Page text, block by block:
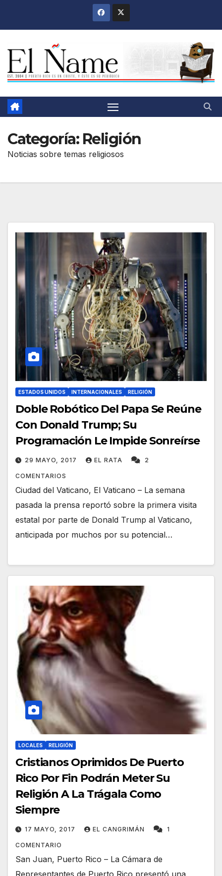
Categoría: Religión
Noticias sobre temas religiosos
ESTADOS UNIDOS INTERNACIONALES RELIGIÓN
Doble Robótico Del Papa Se Reúne
Con Donald Trump; Su
Programación Le Impide Sonreírse
29 MAYO, 2017 EL RATA 2
COMENTARIOS
Ciudad del Vaticano, El Vaticano – La semana
pasada la prensa reportó sobre la primera visita
estatal por parte de Donald Trump al Vaticano,
anticipada por muchos por su potencial…
LOCALES RELIGIÓN
Cristianos Oprimidos De Puerto
Rico Por Fin Podrán Meter Su
Religión A La Trágala Como
Siempre
17 MAYO, 2017 EL CANGRIMÁN 1
COMENTARIO
San Juan, Puerto Rico – La Cámara de
Representantes de Puerto Rico presentó una